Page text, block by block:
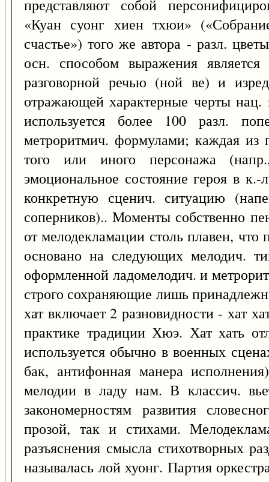
представляют собой
«Куан суонг хиен тхюи»
счастье») того же автора - разл.
осн. способом выражения является
разговорной речью (ной ве) и
отражающей характерные черты нац.
используется более 100 разл.
метроритмич. формулами; каждая из
того или иного персонажа
эмоциональное состояние героя в
конкретную сценич. ситуацию
соперников).. Моменты собственно
от мелодекламации столь плавен, что
основано на следующих мелодич.
оформленной ладомелодич. и
строго сохраняющие лишь
хат включает 2 разновидности - хат
практике традиции Хюэ. Хат хать
используется обычно в военных
бак, антифонная манера
мелодии в ладу нам. В классич.
закономерностям развития
прозой, так и стихами.
разъяснения смысла стихотворных
называлась лой хуонг. Партия